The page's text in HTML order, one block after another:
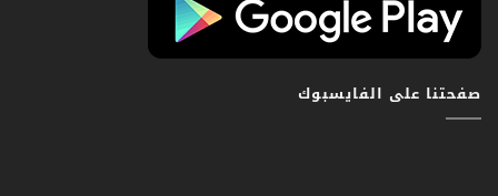
صفحتنا على الفايسبوك